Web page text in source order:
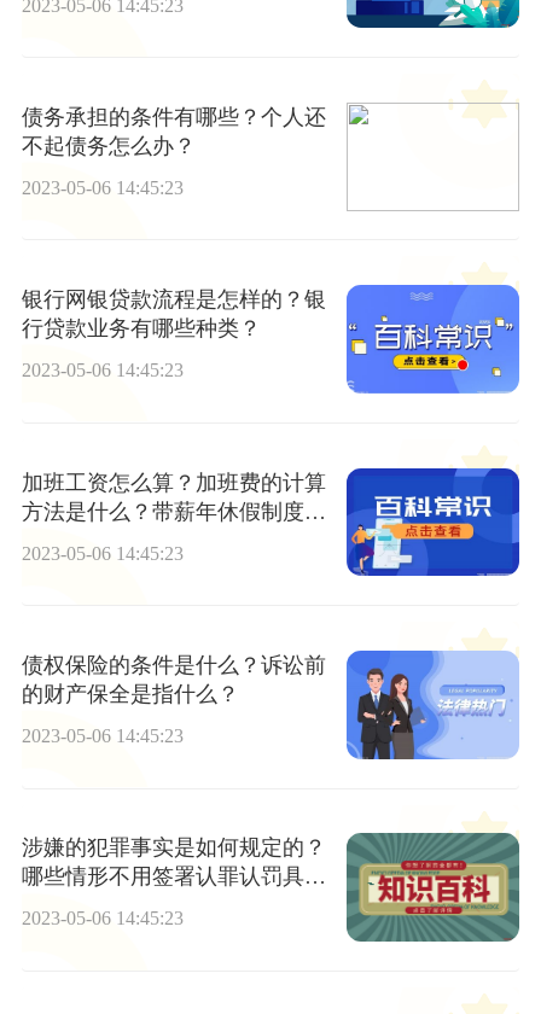
2023-05-06 14:45:23
债务承担的条件有哪些？个人还
不起债务怎么办？
2023-05-06 14:45:23
银行网银贷款流程是怎样的？银
行贷款业务有哪些种类？
2023-05-06 14:45:23
加班工资怎么算？加班费的计算
方法是什么？带薪年休假制度是
2023-05-06 14:45:23
债权保险的条件是什么？诉讼前
的财产保全是指什么？
2023-05-06 14:45:23
涉嫌的犯罪事实是如何规定的？
哪些情形不用签署认罪认罚具结
书？
2023-05-06 14:45:23